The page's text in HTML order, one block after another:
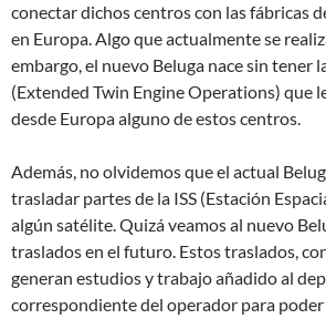
conectar dichos centros con las fábricas
en Europa. Algo que actualmente se
embargo, el nuevo Beluga nace sin tener
(Extended Twin Engine Operations) que
desde Europa alguno de estos centros.
Además, no olvidemos que el actual
trasladar partes de la ISS (Estación
algún satélite. Quizá veamos al nuevo
traslados en el futuro. Estos traslados,
generan estudios y trabajo añadido al
correspondiente del operador para